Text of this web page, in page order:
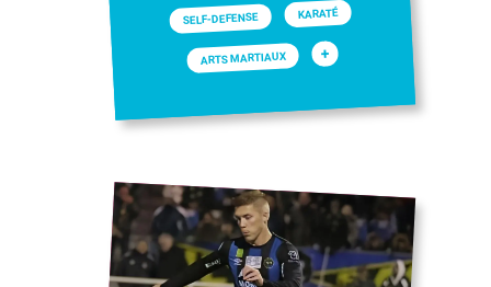
SELF-DEFENSE KARATÉ
ARTS MARTIAUX +